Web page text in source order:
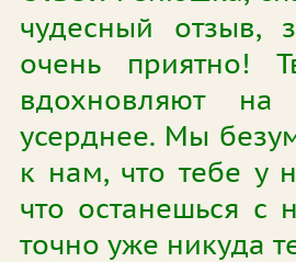
чудесный отзыв,
очень приятно!
вдохновляют
усерднее. Мы
к нам, что тебе у
что останешься с
точно уже никуда